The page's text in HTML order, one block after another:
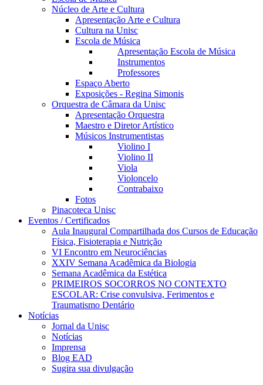
Núcleo de Arte e Cultura
Apresentação Arte e Cultura
Cultura na Unisc
Escola de Música
Apresentação Escola de Música
Instrumentos
Professores
Espaço Aberto
Exposições - Regina Simonis
Orquestra de Câmara da Unisc
Apresentação Orquestra
Maestro e Diretor Artístico
Músicos Instrumentistas
Violino I
Violino II
Viola
Violoncelo
Contrabaixo
Fotos
Pinacoteca Unisc
Eventos / Certificados
Aula Inaugural Compartilhada dos Cursos de Educação
Física, Fisioterapia e Nutrição
VI Encontro em Neurociências
XXIV Semana Acadêmica da Biologia
Semana Acadêmica da Estética
PRIMEIROS SOCORROS NO CONTEXTO
ESCOLAR: Crise convulsiva, Ferimentos e
Traumatismo Dentário
Notícias
Jornal da Unisc
Notícias
Imprensa
Blog EAD
Sugira sua divulgação